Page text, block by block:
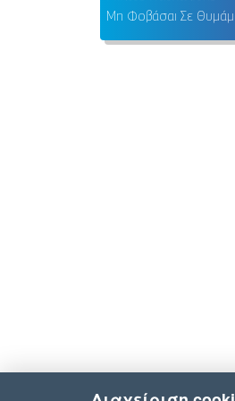
Μη Φοβάσαι Σε